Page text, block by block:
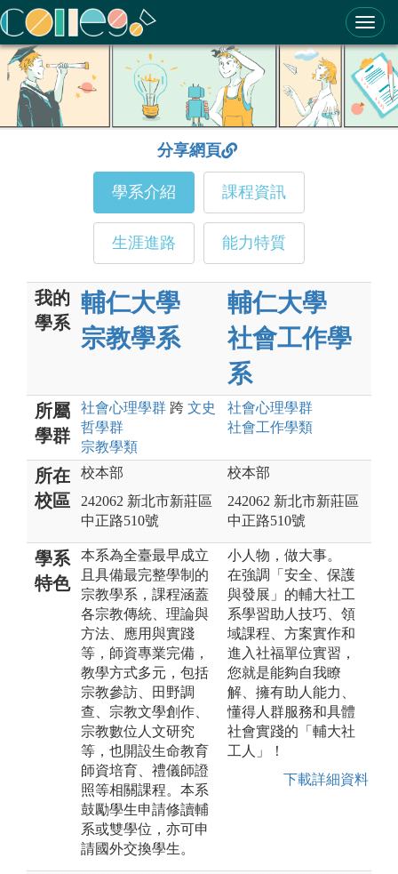
ColleGo! 大學選才與高中育才輔助系統
分享網頁
學系介紹 課程資訊
生涯進路 能力特質
我的
學系
輔仁大學
宗教學系
輔仁大學
社會工作學
系
所屬
學群
社會心理學群 跨 文史
哲學群
宗教學類
社會心理學群
社會工作學類
所在
校區
校本部
242062 新北市新莊區
中正路510號
校本部
242062 新北市新莊區
中正路510號
學系
特色
本系為全臺最早成立
且具備最完整學制的
宗教學系，課程涵蓋
各宗教傳統、理論與
方法、應用與實踐
等，師資專業完備，
教學方式多元，包括
宗教參訪、田野調
查、宗教文學創作、
宗教數位人文研究
等，也開設生命教育
師資培育、禮儀師證
照等相關課程。本系
鼓勵學生申請修讀輔
系或雙學位，亦可申
請國外交換學生。
小人物，做大事。
在強調「安全、保護
與發展」的輔大社工
系學習助人技巧、領
域課程、方案實作和
進入社福單位實習，
您就是能夠自我瞭
解、擁有助人能力、
懂得人群服務和具體
社會實踐的「輔大社
工人」！
下載詳細資料